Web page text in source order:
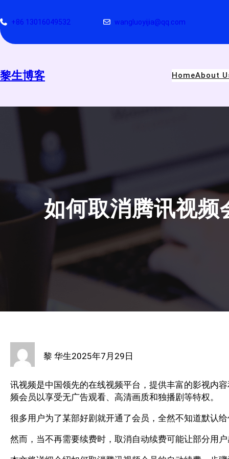
至
内
容
+86 13016049532 wangluoyijia@qq.com
黎生博客 HomeAbout
如何取消腾讯视频
黎 华生2025年7月29日
讯视频是中国领先的在线视频平台，提供丰富的影视内
频会员以享受无广告观看、高清画质和独播剧等特权。
很多用户为了某部好剧就开通了会员，全然不知道默认
然而，当不再需要续费时，取消自动续费可能让部分用